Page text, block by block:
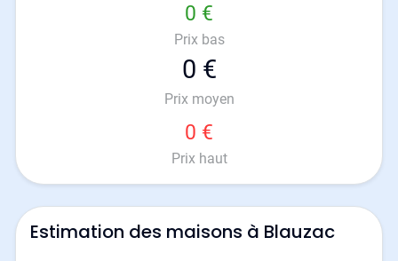
0 €
Prix bas
0 €
Prix moyen
0 €
Prix haut
Estimation des maisons à Blauzac